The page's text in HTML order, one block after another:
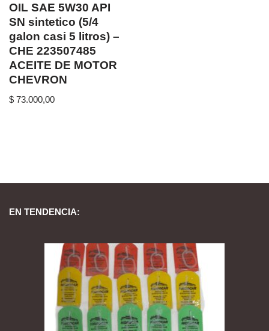
OIL SAE 5W30 API
SN sintetico (5/4
galon casi 5 litros) –
CHE 223507485
ACEITE DE MOTOR
CHEVRON
$ 73.000,00
EN TENDENCIA: